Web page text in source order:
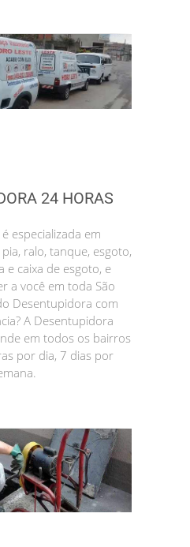
24 HORAS
especializada em
ralo, tanque, esgoto,
e caixa de esgoto, e
a você em toda São
Desentupidora com
A Desentupidora
em todos os bairros
por dia, 7 dias por